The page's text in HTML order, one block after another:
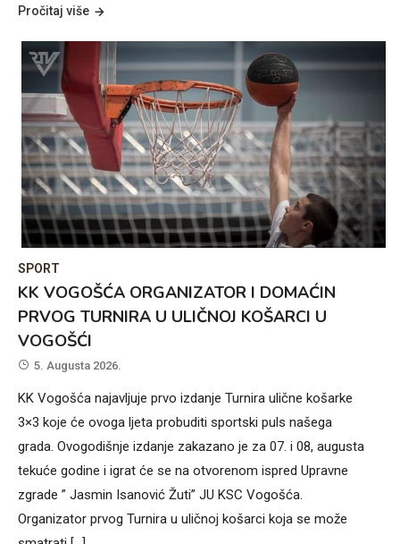
Pročitaj više
SPORT
KK VOGOŠĆA ORGANIZATOR I DOMAĆIN
PRVOG TURNIRA U ULIČNOJ KOŠARCI U
VOGOŠĆI
5. Augusta 2026.
KK Vogošća najavljuje prvo izdanje Turnira ulične košarke
3×3 koje će ovoga ljeta probuditi sportski puls našega
grada. Ovogodišnje izdanje zakazano je za 07. i 08, augusta
tekuće godine i igrat će se na otvorenom ispred Upravne
zgrade ” Jasmin Isanović Žuti” JU KSC Vogošća.
Organizator prvog Turnira u uličnoj košarci koja se može